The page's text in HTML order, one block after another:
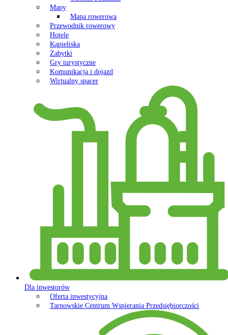
Mapy
Mapa rowerowa
Przewodnik rowerowy
Hotele
Kąpieliska
Zabytki
Gry turystyczne
Komunikacja i dojazd
Wirtualny spacer
Dla inwestorów
Oferta inwestycyjna
Tarnowskie Centrum Wspierania Przedsiębiorczości